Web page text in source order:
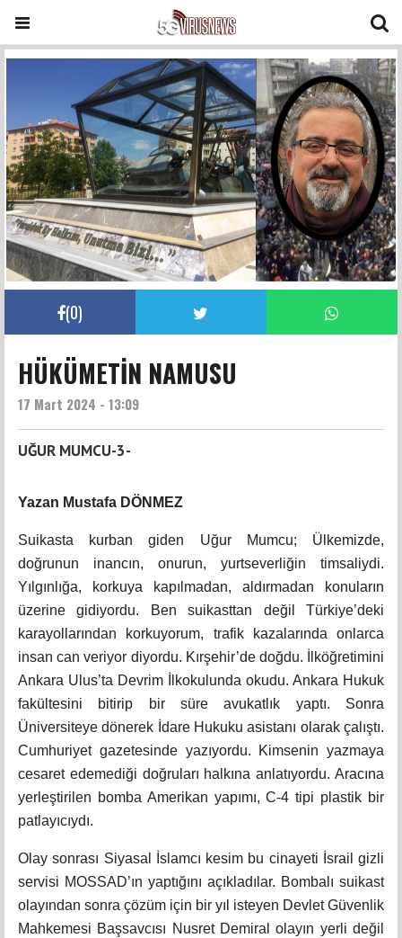
(0)
HÜKÜMETİN NAMUSU
17 Mart 2024 - 13:09
UĞUR MUMCU-3-
Yazan Mustafa DÖNMEZ
Suikasta kurban giden Uğur Mumcu; Ülkemizde,
doğrunun inancın, onurun, yurtseverliğin timsaliydi.
Yılgınlığa, korkuya kapılmadan, aldırmadan konuların
üzerine gidiyordu. Ben suikasttan değil Türkiye’deki
karayollarından korkuyorum, trafik kazalarında onlarca
insan can veriyor diyordu. Kırşehir’de doğdu. İlköğretimini
Ankara Ulus’ta Devrim İlkokulunda okudu. Ankara Hukuk
fakültesini bitirip bir süre avukatlık yaptı. Sonra
Üniversiteye dönerek İdare Hukuku asistanı olarak çalıştı.
Cumhuriyet gazetesinde yazıyordu. Kimsenin yazmaya
cesaret edemediği doğruları halkına anlatıyordu. Aracına
yerleştirilen bomba Amerikan yapımı, C-4 tipi plastik bir
patlayıcıydı.
Olay sonrası Siyasal İslamcı kesim bu cinayeti İsrail gizli
servisi MOSSAD’ın yaptığını açıkladılar. Bombalı suikast
olayından sonra çözüm için bir yıl isteyen Devlet Güvenlik
Mahkemesi Başsavcısı Nusret Demiral olayın yerli değil